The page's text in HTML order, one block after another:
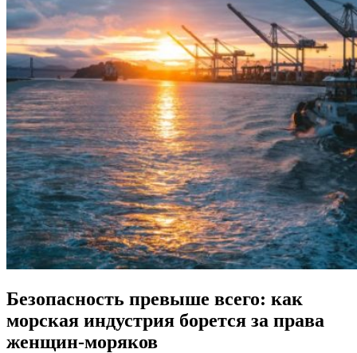
Безопасность превыше всего: как
морская индустрия борется за права
женщин-моряков